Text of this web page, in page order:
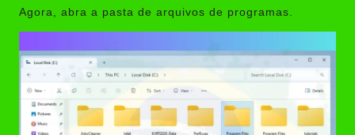
Agora, abra a pasta de arquivos de programas.